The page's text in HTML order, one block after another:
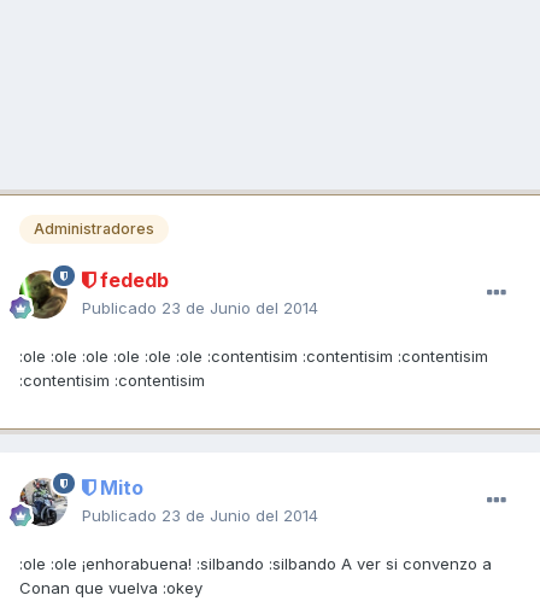
Administradores
fededb
Publicado 23 de Junio del 2014
:ole :ole :ole :ole :ole :ole :contentisim :contentisim :contentisim
:contentisim :contentisim
Mito
Publicado 23 de Junio del 2014
:ole :ole ¡enhorabuena! :silbando :silbando A ver si convenzo a
Conan que vuelva :okey